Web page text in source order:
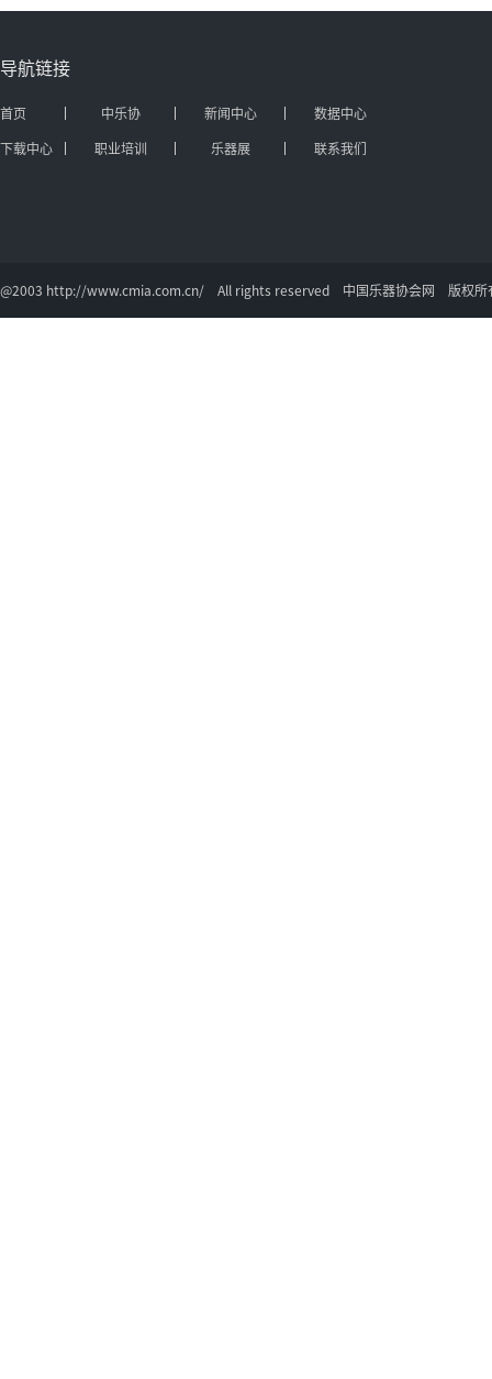
导航链接
首页 中乐协 新闻中心
数据中心
下载中心
职业培训 乐器展 联系我们
@2003 http://www.cmia.com.cn/ All rights reserved 中国乐器协会网 版权